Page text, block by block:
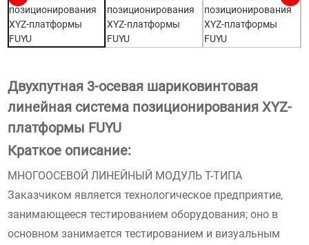
Двухпутная 3-осевая шариковинтовая
линейная система позиционирования XYZ-
платформы FUYU
Краткое описание:
МНОГООСЕВОЙ ЛИНЕЙНЫЙ МОДУЛЬ Т-ТИПА
Заказчиком является технологическое предприятие,
занимающееся тестированием оборудования; оно в
основном занимается тестированием и визуальным